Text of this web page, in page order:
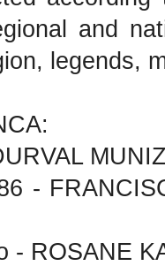
and
legends,
-
- ROSANE